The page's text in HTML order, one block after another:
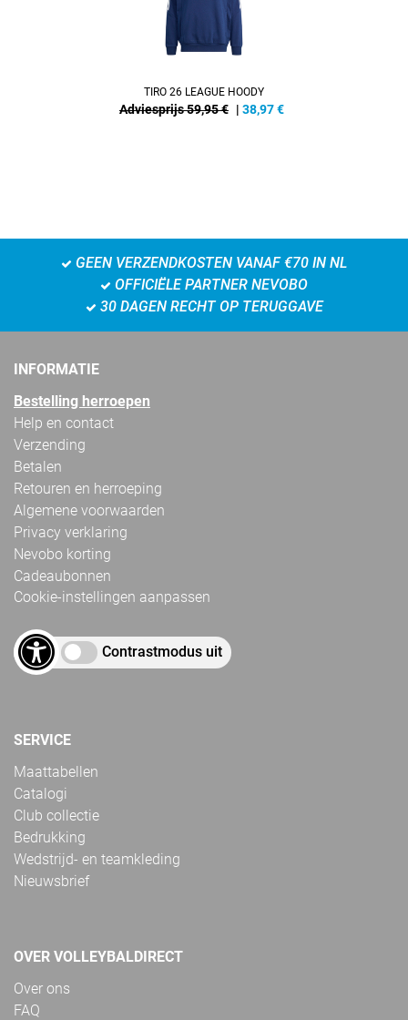
TIRO 26 LEAGUE HOODY
Adviesprijs 59,95 € | 38,97€
GEEN VERZENDKOSTEN VANAF €70 IN NL
OFFICIËLE PARTNER NEVOBO
30 DAGEN RECHT OP TERUGGAVE
INFORMATIE
Bestelling herroepen
Help en contact
Verzending
Betalen
Retouren en herroeping
Algemene voorwaarden
Privacy verklaring
Nevobo korting
Cadeaubonnen
Cookie-instellingen aanpassen
Contrastmodus uit
SERVICE
Maattabellen
Catalogi
Club collectie
Bedrukking
Wedstrijd- en teamkleding
Nieuwsbrief
OVER VOLLEYBALDIRECT
Over ons
FAQ